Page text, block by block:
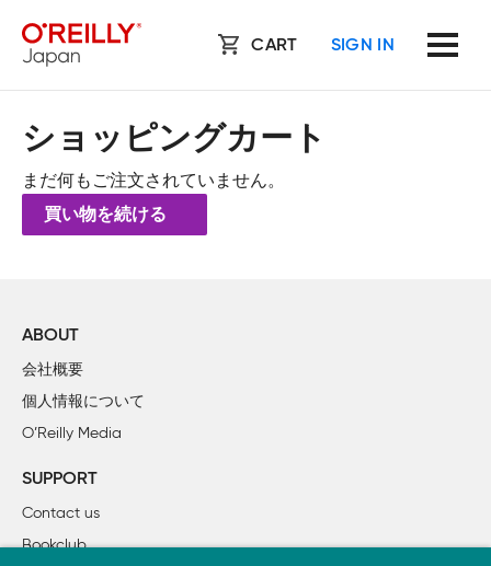
CART SIGN IN
ショッピングカート
まだ何もご注文されていません。
買い物を続ける
ABOUT
会社概要
個人情報について
O’Reilly Media
SUPPORT
Contact us
Bookclub